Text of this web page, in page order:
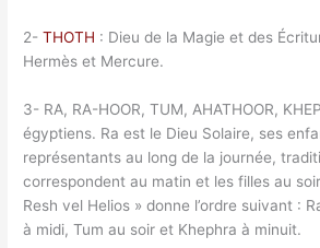
2-THOTH : Dieu de la Magie et des
Hermès et Mercure.
3- RA, RA-HOOR, TUM, AHATHOOR,
égyptiens. Ra est le Dieu Solaire, ses
représentants au long de la journée,
correspondent au matin et les filles au
Resh vel Helios » donne l’ordre suivant :
à midi, Tum au soir et Khephra à minuit.